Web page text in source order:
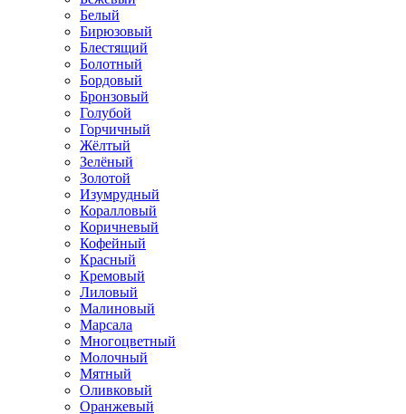
Белый
Бирюзовый
Блестящий
Болотный
Бордовый
Бронзовый
Голубой
Горчичный
Жёлтый
Зелёный
Золотой
Изумрудный
Коралловый
Коричневый
Кофейный
Красный
Кремовый
Лиловый
Малиновый
Марсала
Многоцветный
Молочный
Мятный
Оливковый
Оранжевый